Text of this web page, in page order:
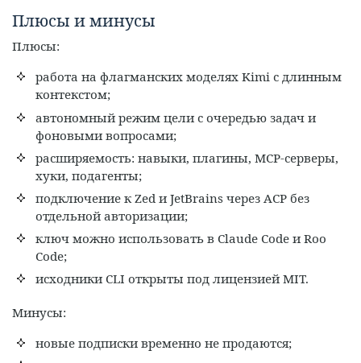
Плюсы и минусы
Плюсы:
работа на флагманских моделях Kimi с длинным
контекстом;
автономный режим цели с очередью задач и
фоновыми вопросами;
расширяемость: навыки, плагины, MCP-серверы,
хуки, подагенты;
подключение к Zed и JetBrains через ACP без
отдельной авторизации;
ключ можно использовать в Claude Code и Roo
Code;
исходники CLI открыты под лицензией MIT.
Минусы:
новые подписки временно не продаются;